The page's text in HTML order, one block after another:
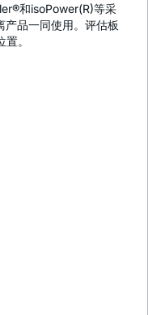
和isoPower(R)等采
产品一同使用。评估板
。